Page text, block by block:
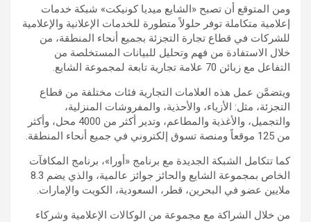
ومن المتوقع أن تصبح «الشايع ميديا كونيكت» شبكة خدمات
إعلامية متكاملة توفر حلولاً متطورة للخدمات الإعلانية والإعلامية
للشركات في قطاع تجارة التجزئة بجميع أنحاء المنطقة، من
خلال الاستفادة من فهم وتحليل للبيانات المستخلصة من
التفاعل مع زبائن 70 علامة تجارية تابعة لمجموعة الشايع.
ويتضمَّن عمل هذه العلامات التجارية فئات مختلفة من قطاع
التجزئة، مثل: الأزياء، والأحذية، والمفروشات المنزلية،
والتجميل، والأغذية والمطاعم، وتدير أكثر من 4000 محل، وأكثر
من 125 موقعاً ومنصة تسوق إلكتروني في جميع أنحاء المنطقة.
كما تتكامل الشبكة الجديدة مع برنامج «أورا»، برنامج المكافآت
الخاص بمجموعة الشايع والحائز جوائز عالمية، والذي يضم 8.3
ملايين عضو في البحرين، قطر، السعودية، الكويت والإمارات.
من خلال الشراكة مع مجموعة من الوكالات الإعلامية وشركاء